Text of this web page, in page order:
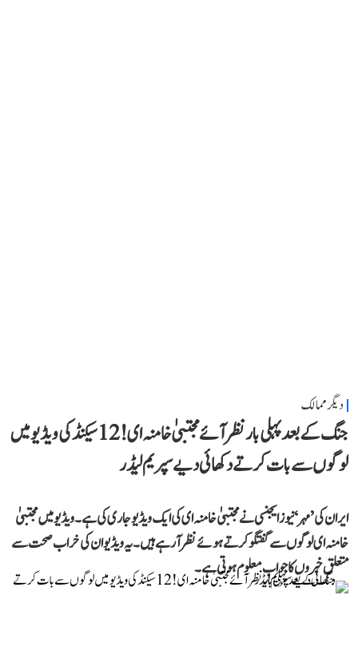
دیگر ممالک
جنگ کے بعد پہلی بار نظر آئے مجتبیٰ خامنہ ای! 12 سیکنڈ کی ویڈیو میں
لوگوں سے بات کرتے دکھائی دیے سپریم لیڈر
ایران کی ’مہر‘ نیوز ایجنسی نے مجتبیٰ خامنہ ای کی ایک ویڈیو جاری کی ہے۔ ویڈیو میں مجتبیٰ
خامنہ ای لوگوں سے گفتگو کرتے ہوئے نظر آرہے ہیں۔ یہ ویڈیو ان کی خراب صحت سے
متعلق خبروں کا جواب معلوم ہوتی ہے۔